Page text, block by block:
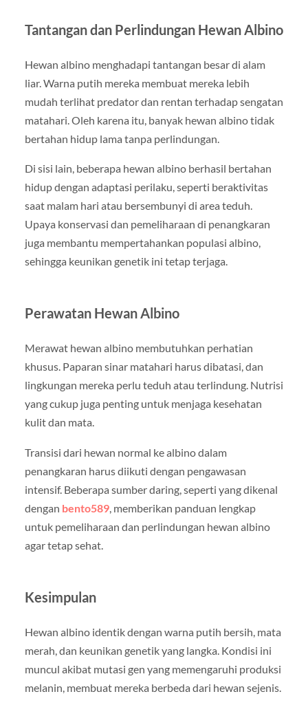
Tantangan dan Perlindungan Hewan Albino
Hewan albino menghadapi tantangan besar di alam
liar. Warna putih mereka membuat mereka lebih
mudah terlihat predator dan rentan terhadap sengatan
matahari. Oleh karena itu, banyak hewan albino tidak
bertahan hidup lama tanpa perlindungan.
Di sisi lain, beberapa hewan albino berhasil bertahan
hidup dengan adaptasi perilaku, seperti beraktivitas
saat malam hari atau bersembunyi di area teduh.
Upaya konservasi dan pemeliharaan di penangkaran
juga membantu mempertahankan populasi albino,
sehingga keunikan genetik ini tetap terjaga.
Perawatan Hewan Albino
Merawat hewan albino membutuhkan perhatian
khusus. Paparan sinar matahari harus dibatasi, dan
lingkungan mereka perlu teduh atau terlindung. Nutrisi
yang cukup juga penting untuk menjaga kesehatan
kulit dan mata.
Transisi dari hewan normal ke albino dalam
penangkaran harus diikuti dengan pengawasan
intensif. Beberapa sumber daring, seperti yang dikenal
dengan bento589, memberikan panduan lengkap
untuk pemeliharaan dan perlindungan hewan albino
agar tetap sehat.
Kesimpulan
Hewan albino identik dengan warna putih bersih, mata
merah, dan keunikan genetik yang langka. Kondisi ini
muncul akibat mutasi gen yang memengaruhi produksi
melanin, membuat mereka berbeda dari hewan sejenis.